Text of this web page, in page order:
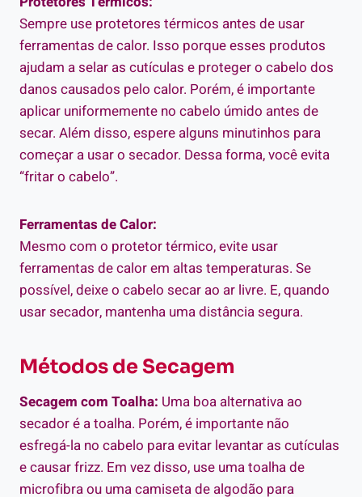
Sempre use protetores térmicos antes de usar
ferramentas de calor. Isso porque esses produtos
ajudam a selar as cutículas e proteger o cabelo dos
danos causados pelo calor. Porém, é importante
aplicar uniformemente no cabelo úmido antes de
secar. Além disso, espere alguns minutinhos para
começar a usar o secador. Dessa forma, você evita
“fritar o cabelo”.
Ferramentas de Calor:
Mesmo com o protetor térmico, evite usar
ferramentas de calor em altas temperaturas. Se
possível, deixe o cabelo secar ao ar livre. E, quando
usar secador, mantenha uma distância segura.
Métodos de Secagem
Secagem com Toalha: Uma boa alternativa ao
secador é a toalha. Porém, é importante não
esfregá-la no cabelo para evitar levantar as cutículas
e causar frizz. Em vez disso, use uma toalha de
microfibra ou uma camiseta de algodão para